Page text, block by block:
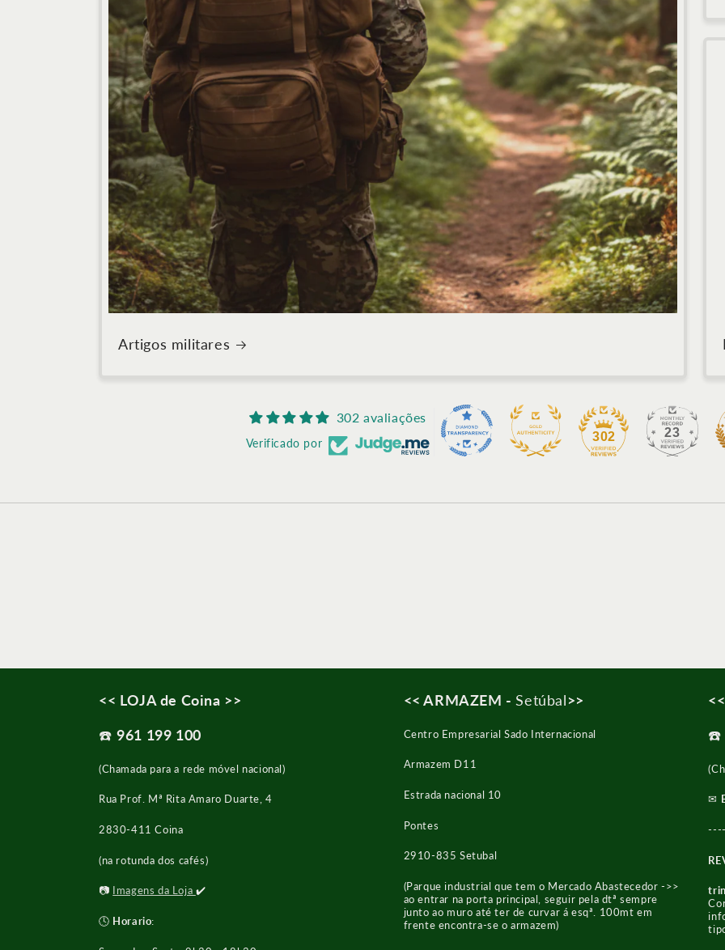
Artigos militares
302 avaliações
Verificado por 302 23
<< LOJA de Coina >>
☎️961 199 100
(Chamada para a rede móvel nacional)
Rua Prof. Mª Rita Amaro Duarte, 4
2830-411 Coina
(na rotunda dos cafés)
📷 Imagens da Loja ✔️
🕓 Horario:
<< ARMAZEM -Setúbal>>
Centro Empresarial Sado Internacional
Armazem D11
Estrada nacional 10
Pontes
2910-835 Setubal
(Parque industrial que tem o Mercado Abastecedor ->>
ao entrar na porta principal, seguir pela dtª sempre
junto ao muro até ter de curvar á esqª. 100mt em
frente encontra-se o armazem)
✉︎